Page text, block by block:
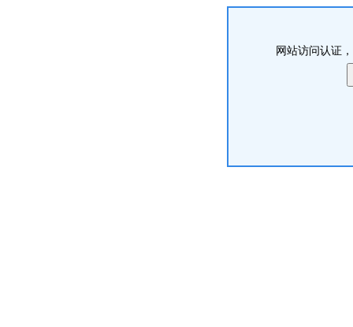
网站访问认证